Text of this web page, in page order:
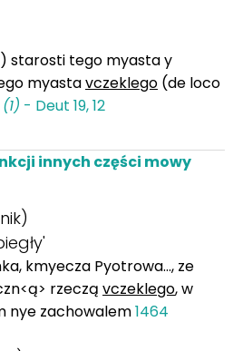
starosti tego myasta y
myastavczeklego (de loco
- Deut 19, 12
innych części mowy
kmyecza Pyotrowa..., ze
rzeczą vczeklego, w
nye zachowalem1464